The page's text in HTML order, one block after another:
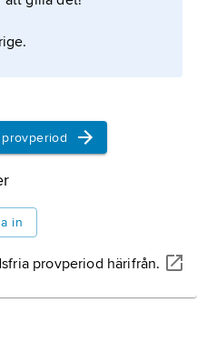
mitten av
in
provperiod härifrån.